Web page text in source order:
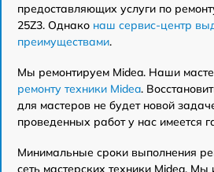
предоставляющих услуги по
25Z3. Однако наш сервис-центр
преимуществами.
Мы ремонтируем Midea. Наши
ремонту техники Midea.
для мастеров не будет новой
проведенных работ у нас имеется
Минимальные сроки выполнения
сеть мастерских техники Midea. Мы